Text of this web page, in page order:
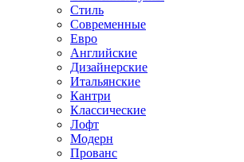
Стиль
Современные
Евро
Английские
Дизайнерские
Итальянские
Кантри
Классические
Лофт
Модерн
Прованс